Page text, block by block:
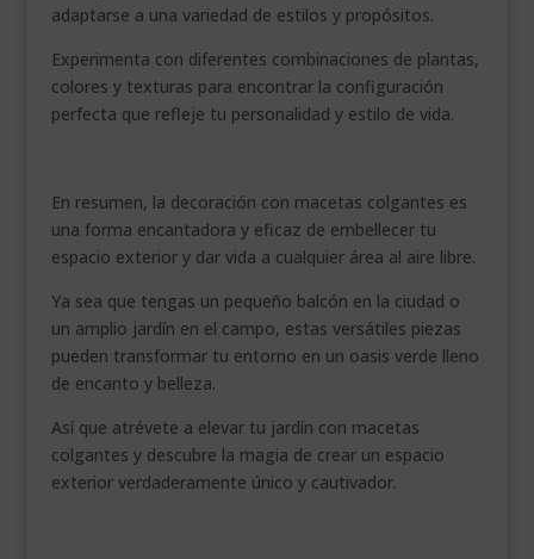
adaptarse a una variedad de estilos y propósitos.
Experimenta con diferentes combinaciones de plantas,
colores y texturas para encontrar la configuración
perfecta que refleje tu personalidad y estilo de vida.
En resumen, la decoración con macetas colgantes es
una forma encantadora y eficaz de embellecer tu
espacio exterior y dar vida a cualquier área al aire libre.
Ya sea que tengas un pequeño balcón en la ciudad o
un amplio jardín en el campo, estas versátiles piezas
pueden transformar tu entorno en un oasis verde lleno
de encanto y belleza.
Así que atrévete a elevar tu jardín con macetas
colgantes y descubre la magia de crear un espacio
exterior verdaderamente único y cautivador.